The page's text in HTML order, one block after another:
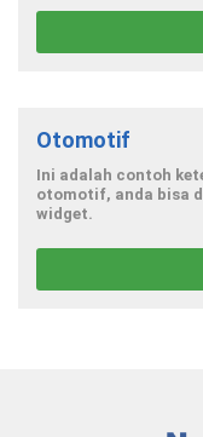
Otomotif
Ini adalah contoh
otomotif, anda bisa
widget.